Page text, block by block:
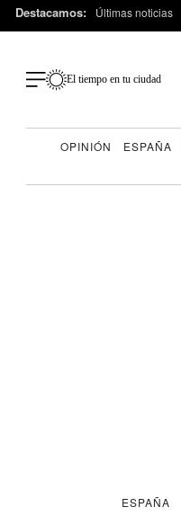
Destacamos: Últimas noticias
El tiempo en tu ciudad
OPINIÓN ESPAÑA
ESPAÑA